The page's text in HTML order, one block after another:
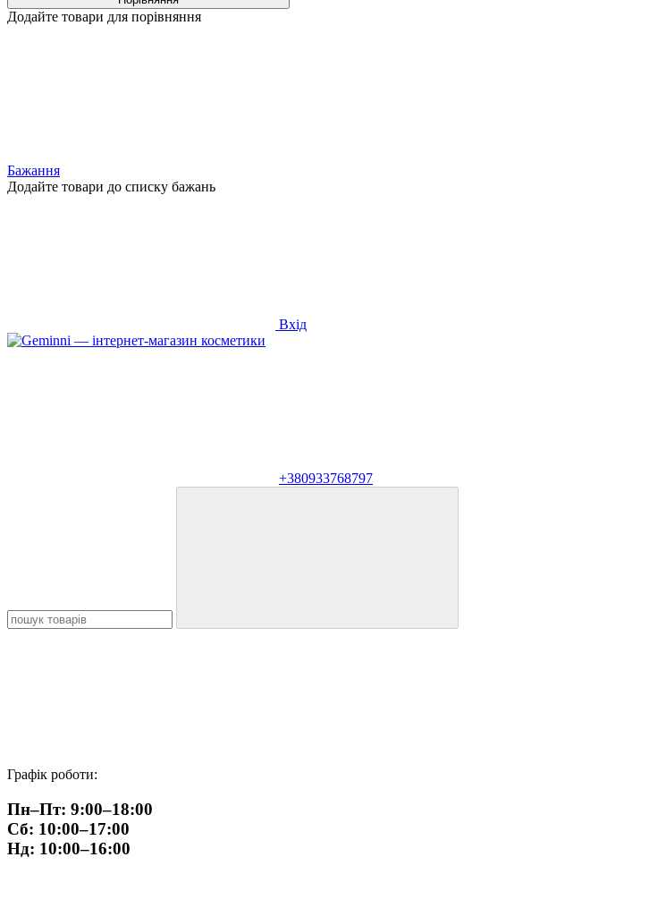
Додайте товари для порівняння
Бажання
Додайте товари до списку бажань
Вхід
+380933768797
Графік роботи:
Пн–Пт: 9:00–18:00
Сб: 10:00–17:00
Нд: 10:00–16:00